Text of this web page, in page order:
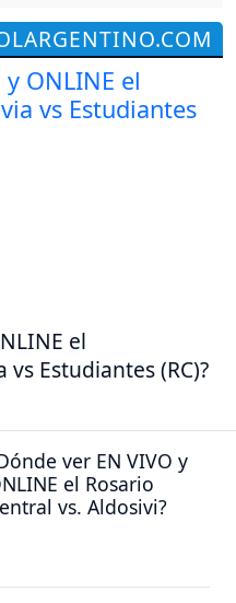
el
Estudiantes (RC)?
ver EN VIVO y
el Rosario
vs. Aldosivi?